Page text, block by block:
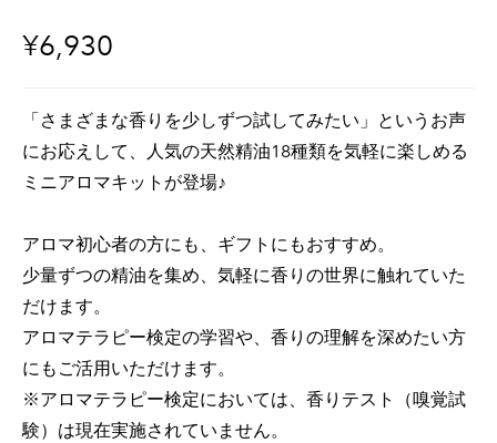
¥6,930
「さまざまな香りを少しずつ試してみたい」というお声
にお応えして、人気の天然精油18種類を気軽に楽しめる
ミニアロマキットが登場♪
アロマ初心者の方にも、ギフトにもおすすめ。
少量ずつの精油を集め、気軽に香りの世界に触れていた
だけます。
アロマテラピー検定の学習や、香りの理解を深めたい方
にもご活用いただけます。
※アロマテラピー検定においては、香りテスト（嗅覚試
験）は現在実施されていません。